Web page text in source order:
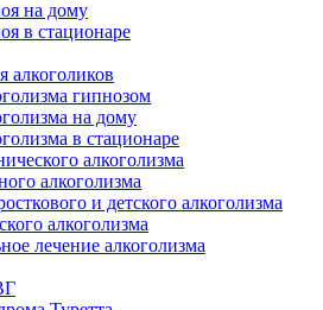
на дому
в стационаре
алкоголиков
гипнозом
на дому
в стационаре
алкоголизма
алкоголизма
и детского алкоголизма
алкоголизма
лечение алкоголизма